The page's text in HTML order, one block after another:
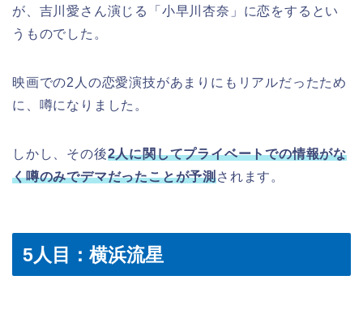
が、吉川愛さん演じる「小早川杏奈」に恋をするとい
うものでした。
映画での2人の恋愛演技があまりにもリアルだったため
に、噂になりました。
しかし、その後2人に関してプライベートでの情報がな
く噂のみでデマだったことが予測されます。
5人目：横浜流星